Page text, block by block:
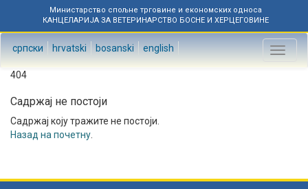
Министарство спољне трговине и економских односа
КАНЦЕЛАРИЈА ЗА ВЕТЕРИНАРСТВО БОСНЕ И ХЕРЦЕГОВИНЕ
српски hrvatski bosanski english
Toggle
404
Садржај не постоји
Садржај коју тражите не постоји.
Назад на почетну